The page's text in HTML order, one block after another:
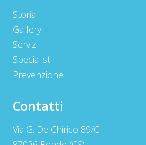
Storia
Gallery
Servizi
Specialisti
Prevenzione
Contatti
Via G. De Chirico 89/C